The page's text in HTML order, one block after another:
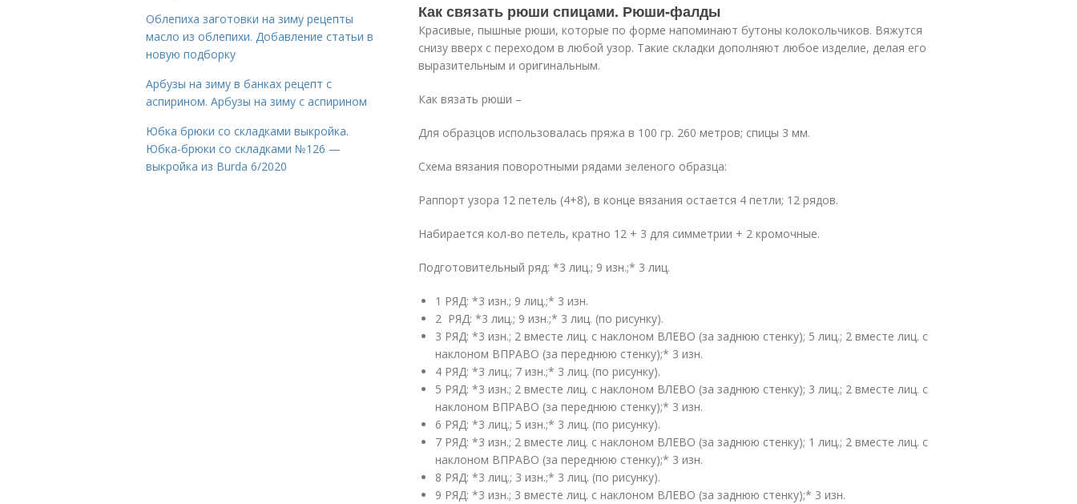
Как связать рюши спицами. Рюши-фалды
Красивые, пышные рюши, которые по форме напоминают бутоны колокольчиков. Вяжутся
снизу вверх с переходом в любой узор. Такие складки дополняют любое изделие, делая его
выразительным и оригинальным.
Как вязать рюши –
Для образцов использовалась пряжа в 100 гр. 260 метров; спицы 3 мм.
Схема вязания поворотными рядами зеленого образца:
Раппорт узора 12 петель (4+8), в конце вязания остается 4 петли; 12 рядов.
Набирается кол-во петель, кратно 12 + 3 для симметрии + 2 кромочные.
Подготовительный ряд: *3 лиц.; 9 изн.;* 3 лиц.
1 РЯД: *3 изн.; 9 лиц.;* 3 изн.
2 РЯД: *3 лиц.; 9 изн.;* 3 лиц. (по рисунку).
3 РЯД: *3 изн.; 2 вместе лиц. с наклоном ВЛЕВО (за заднюю стенку); 5 лиц.; 2 вместе лиц. с
наклоном ВПРАВО (за переднюю стенку);* 3 изн.
4 РЯД: *3 лиц.; 7 изн.;* 3 лиц. (по рисунку).
5 РЯД: *3 изн.; 2 вместе лиц. с наклоном ВЛЕВО (за заднюю стенку); 3 лиц.; 2 вместе лиц. с
наклоном ВПРАВО (за переднюю стенку);* 3 изн.
6 РЯД: *3 лиц.; 5 изн.;* 3 лиц. (по рисунку).
7 РЯД: *3 изн.; 2 вместе лиц. с наклоном ВЛЕВО (за заднюю стенку); 1 лиц.; 2 вместе лиц. с
наклоном ВПРАВО (за переднюю стенку);* 3 изн.
8 РЯД: *3 лиц.; 3 изн.;* 3 лиц. (по рисунку).
9 РЯД: *3 изн.; 3 вместе лиц. с наклоном ВЛЕВО (за заднюю стенку);* 3 изн.
Облепиха заготовки на зиму рецепты
масло из облепихи. Добавление статьи в
новую подборку
Арбузы на зиму в банках рецепт с
аспирином. Арбузы на зиму с аспирином
Юбка брюки со складками выкройка.
Юбка-брюки со складками №126 —
выкройка из Burda 6/2020